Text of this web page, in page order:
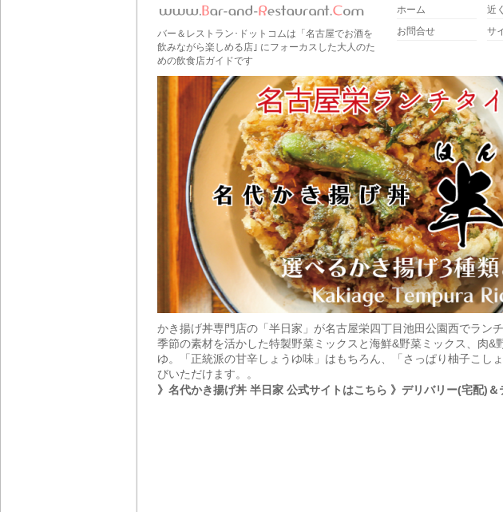
バー＆レストラン･ドットコムは「名古屋でお酒を
飲みながら楽しめる店｣ にフォーカスした大人のた
めの飲食店ガイドです
ホーム 近
お問合せ
サ
かき揚げ丼専門店の「半日家」が名古屋栄四丁目池田公園西でラン
季節の素材を活かした特製野菜ミックスと海鮮&野菜ミックス、肉
ゆ。「正統派の甘辛しょうゆ味」はもちろん、「さっぱり柚子こ
びいただけます。。
》名代かき揚げ丼 半日家 公式サイトはこちら 》デリバリー(宅配)